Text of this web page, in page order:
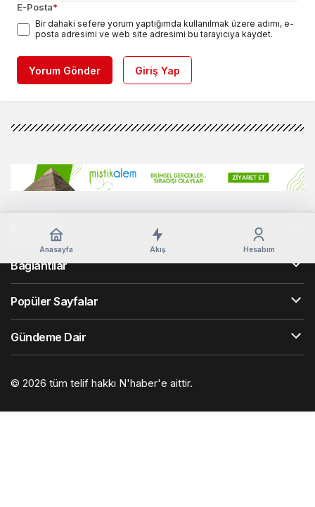
E-Posta*
Bir dahaki sefere yorum yaptığımda kullanılmak üzere adımı, e-
posta adresimi ve web site adresimi bu tarayıcıya kaydet.
Yorum Gönder Giriş Yap
Anasayfa Akış Hesabım
Kurumsal
Bağlantılar
Popüler Sayfalar
Gündeme Dair
© 2026 tüm telif hakkı N'haber'e aittir.